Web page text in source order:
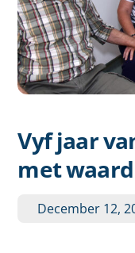
Vyf jaar
met
December 12,